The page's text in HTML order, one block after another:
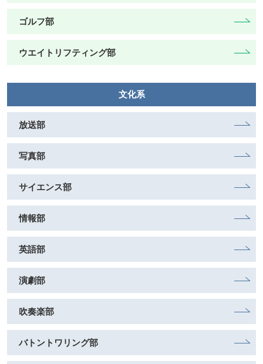
ゴルフ部
ウエイトリフティング部
文化系
放送部
写真部
サイエンス部
情報部
英語部
演劇部
吹奏楽部
バトントワリング部